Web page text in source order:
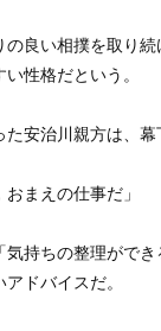
良い相撲を取り続
性格だという。
安治川親方は、幕
まえの仕事だ」
持ちの整理ができ
ドバイスだ。